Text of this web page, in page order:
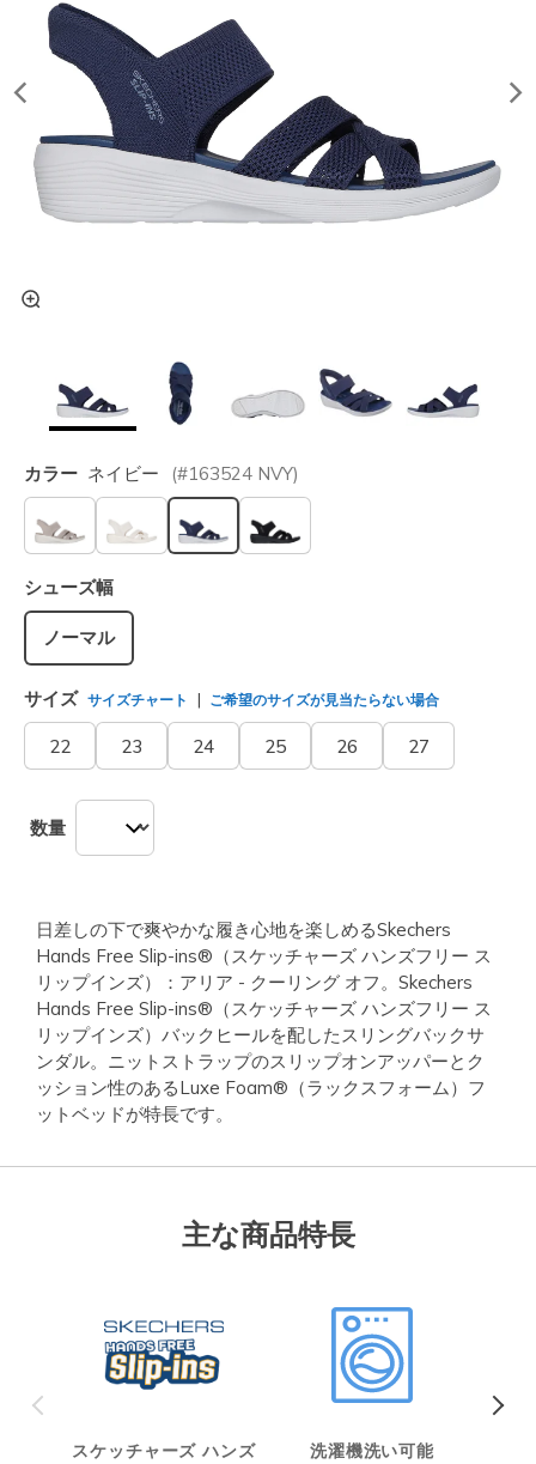
カラー ネイビー (#163524 NVY)
選択されました
シューズ幅
ノーマル
サイズ サイズチャート ご希望のサイズが見当たらない場合
22 23 24 25 26 27
数量
日差しの下で爽やかな履き心地を楽しめるSkechers
Hands Free Slip-ins®（スケッチャーズ ハンズフリー ス
リップインズ）：アリア - クーリング オフ。Skechers
Hands Free Slip-ins®（スケッチャーズ ハンズフリー ス
リップインズ）バックヒールを配したスリングバックサ
ンダル。ニットストラップのスリップオンアッパーとク
ッション性のあるLuxe Foam®（ラックスフォーム）フ
ットベッドが特長です。
主な商品特長
スケッチャーズ ハンズ
洗濯機洗い可能